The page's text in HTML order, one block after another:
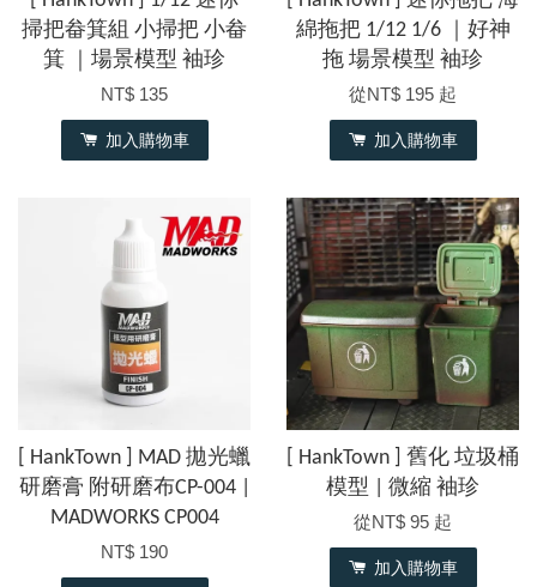
掃把畚箕組 小掃把 小畚
箕 ｜場景模型 袖珍
NT$ 135
加入購物車
綿拖把 1/12 1/6 ｜好神
拖 場景模型 袖珍
從NT$ 195 起
加入購物車
[ HankTown ] MAD 拋光蠟
研磨膏 附研磨布CP-004 |
MADWORKS CP004
NT$ 190
[ HankTown ] 舊化 垃圾桶
模型 | 微縮 袖珍
從NT$ 95 起
加入購物車